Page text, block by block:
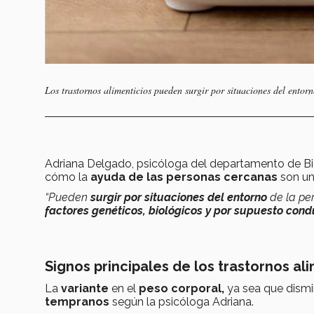
Los trastornos alimenticios pueden surgir por situaciones del
Adriana Delgado, psicóloga del departamento de
cómo la ayuda de las personas cercanas son
“Puedensurgir por situaciones del entorno de la
factores genéticos, biológicos y por supuesto
Signos principales de los trastornos
La variante en el peso corporal, ya sea que
tempranos según la psicóloga Adriana.